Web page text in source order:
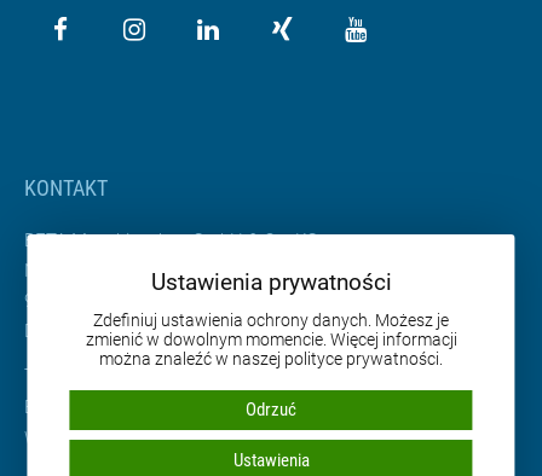
KONTAKT
BETA Maschinenbau GmbH & Co. KG
Nordhäuser Straße 2
99765 Heringen
Deutschland
Tel. +49 36333 666-0
Email
Web
www.beta-mb.de
Ustawienia prywatności
Zdefiniuj ustawienia ochrony danych. Możesz je
zmienić w dowolnym momencie. Więcej informacji
można znaleźć w naszej polityce prywatności.
Odrzuć
Ustawienia